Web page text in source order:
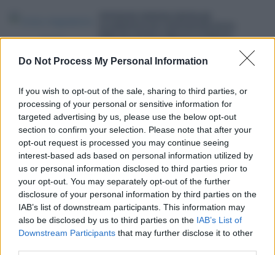
Do Not Process My Personal Information
If you wish to opt-out of the sale, sharing to third parties, or
processing of your personal or sensitive information for
targeted advertising by us, please use the below opt-out
section to confirm your selection. Please note that after your
opt-out request is processed you may continue seeing
interest-based ads based on personal information utilized by
us or personal information disclosed to third parties prior to
your opt-out. You may separately opt-out of the further
disclosure of your personal information by third parties on the
IAB’s list of downstream participants. This information may
also be disclosed by us to third parties on the IAB’s List of
Downstream Participants that may further disclose it to other
MAR DE CEUTA Y MELILLA TRAS EL
ALIVIA LA PRESIÓN FINANCIERA A
CORTO PLAZO, PERO A UN PRECIO MUY
ELEVADO
SON NUESTROS HIJOS PIDE A LOS
PARTIDOS «MIRAR A EUROPA» PARA
REGULAR LA GESTACIÓN SUBROGADA
EN ESPAÑA
DEL FALLO DEL SUPREMO A LA CRISIS
MIGRATORIA: LAS SEÑALES QUE EL
GOBIERNO NO PUDO IGNORAR EN CEUTA